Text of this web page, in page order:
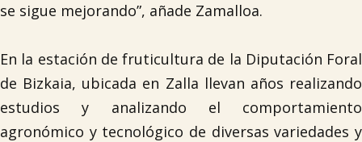
se sigue mejorando”, añade Zamalloa.
En la estación de fruticultura de la Diputación Foral
de Bizkaia, ubicada en Zalla llevan años realizando
estudios y analizando el comportamiento
agronómico y tecnológico de diversas variedades y